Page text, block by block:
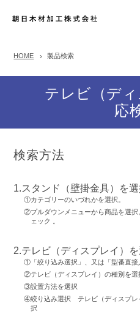
HOME 製品検索
テレビ（デ
応
検索方法
1.スタンド（壁掛金具）を
①カテゴリーのいづれかを選択。
②プルダウンメニューから商品を選
ェック 。
2.テレビ（ディスプレイ）
①「絞り込み選択」、又は「型番直接
②テレビ（ディスプレイ）の種別を選
③設置方法を選択
④絞り込み選択 テレビ（ディスプレ
択